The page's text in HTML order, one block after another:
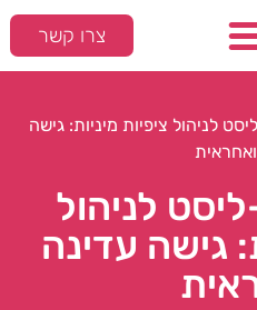
צרו קשר
לניהול ציפיות מיניות: גישה
לניהול
גישה עדינה